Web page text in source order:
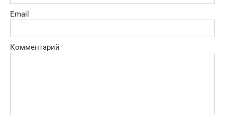
Email
Комментарий